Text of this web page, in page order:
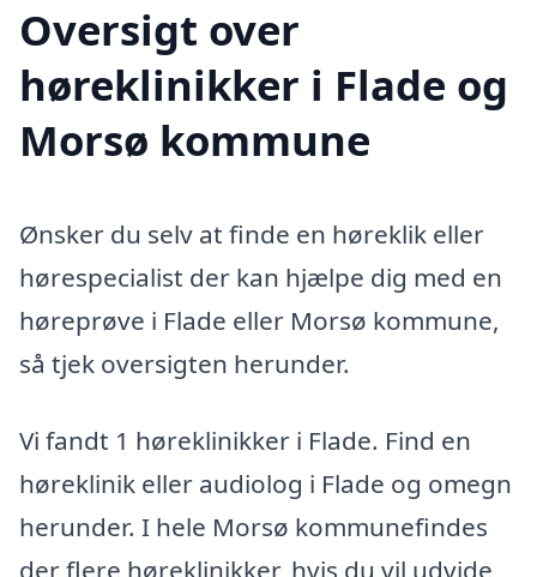
Oversigt over
høreklinikker i Flade og
Morsø kommune
Ønsker du selv at finde en høreklik eller
hørespecialist der kan hjælpe dig med en
høreprøve i Flade eller Morsø kommune,
så tjek oversigten herunder.
Vi fandt 1 høreklinikker i Flade. Find en
høreklinik eller audiolog i Flade og omegn
herunder. I hele Morsø kommunefindes
der flere høreklinikker, hvis du vil udvide